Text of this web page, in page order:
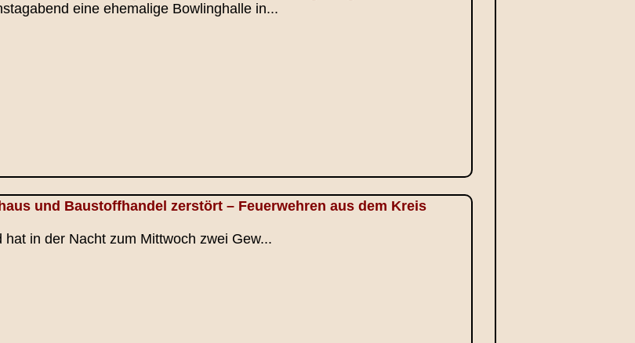
eine ehemalige Bowlinghalle in...
und Baustoffhandel zerstört – Feuerwehren aus dem Kreis
in der Nacht zum Mittwoch zwei Gew...